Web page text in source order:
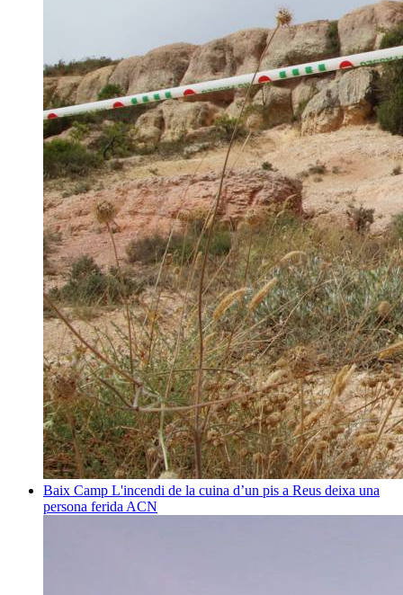
Baix Camp L'incendi de la cuina d’un pis a Reus deixa una
persona ferida ACN